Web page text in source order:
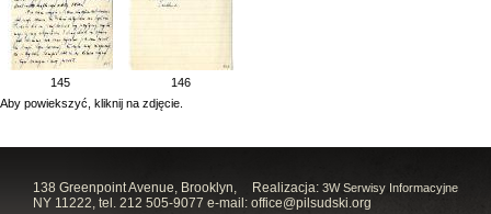
145
146
Aby powiekszyć, kliknij na zdjęcie.
Realizacja: 3W Serwisy Informacyjne
138 Greenpoint Avenue, Brooklyn,
NY 11222, tel. 212 505-9077 e-mail: office@pilsudski.org